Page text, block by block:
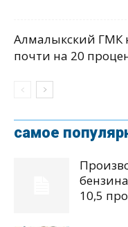
Алмалыкский ГМК
почти на 20
самое
10,5